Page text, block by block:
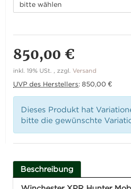
bitte wählen
850,00 €
inkl. 19% USt. , zzgl.Versand
UVP des Herstellers:850,00 €
Dieses Produkt hat
bitte die gewünschte
Beschreibung